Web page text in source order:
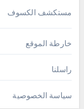
مستكشف الكسوف
خارطة الموقع
راسلنا
سياسة الخصوصية